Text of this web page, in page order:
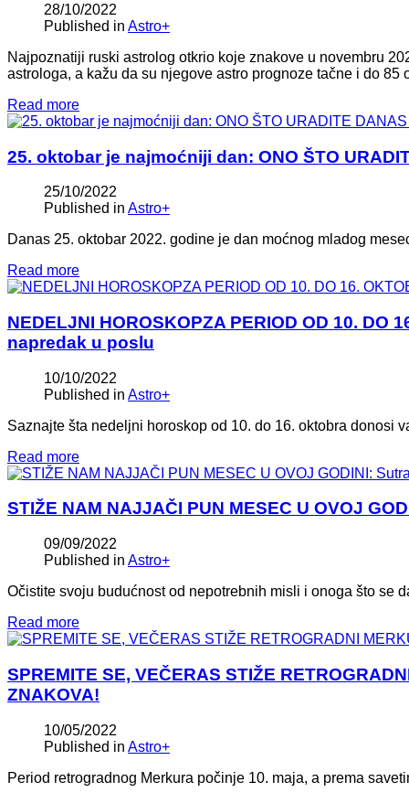
28/10/2022
Published in Astro+
Najpoznatiji ruski astrolog otkrio koje znakove u novembru
astrologa, a kažu da su njegove astro prognoze tačne i do 85
Read more
25. oktobar je najmoćniji dan: ONO ŠTO
25/10/2022
Published in Astro+
Danas 25. oktobar 2022. godine je dan moćnog mladog
Read more
NEDELJNI HOROSKOPZA PERIOD OD 10.
napredak u poslu
10/10/2022
Published in Astro+
Saznajte šta nedeljni horoskop od 10. do 16. oktobra donosi
Read more
STIŽE NAM NAJJAČI PUN MESEC U OVOJ
09/09/2022
Published in Astro+
Očistite svoju budućnost od nepotrebnih misli i onoga što se
Read more
SPREMITE SE, VEČERAS STIŽE
ZNAKOVA!
10/05/2022
Published in Astro+
Period retrogradnog Merkura počinje 10. maja, a prema